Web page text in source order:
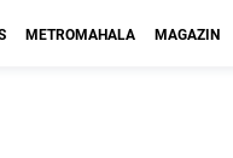
METROMAHALA MAGAZIN